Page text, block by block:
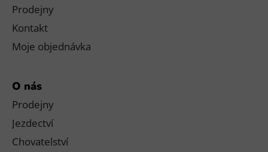
Prodejny
Kontakt
Moje objednávka
O nás
Prodejny
Jezdectví
Chovatelství